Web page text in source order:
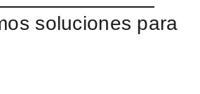
soluciones para